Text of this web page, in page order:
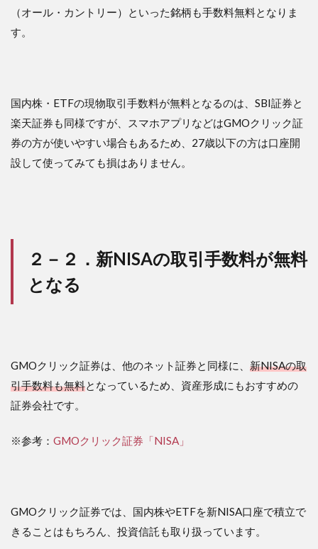
（オール・カントリー）といった銘柄も手数料無料となりま
す。
国内株・ETFの現物取引手数料が無料となるのは、SBI証券と
楽天証券も同様ですが、スマホアプリなどはGMOクリック証
券の方が使いやすい場合もあるため、27歳以下の方は口座開
設して使ってみても損はありません。
２－２．新NISAの取引手数料が無料
となる
GMOクリック証券は、他のネット証券と同様に、 新NISAの取
引手数料も無料となっているため、資産形成にもおすすめの
証券会社です。
※参考： GMOクリック証券「NISA」
GMOクリック証券では、国内株やETFを新NISA口座で積立で
きることはもちろん、投資信託も取り扱っています。